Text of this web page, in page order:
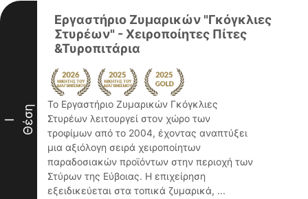
I Θέση
Εργαστήριο Ζυμαρικών "Γκόγκλιες
Στυρέων" - Χειροποίητες Πίτες
&Τυροπιτάρια
Το Εργαστήριο Ζυμαρικών Γκόγκλιες
Στυρέων λειτουργεί στον χώρο των
τροφίμων από το 2004, έχοντας αναπτύξει
μια αξιόλογη σειρά χειροποίητων
παραδοσιακών προϊόντων στην περιοχή των
Στύρων της Εύβοιας. Η επιχείρηση
εξειδικεύεται στα τοπικά ζυμαρικά, ...